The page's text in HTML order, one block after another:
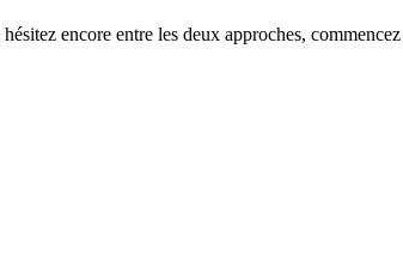
encore entre les deux approches,